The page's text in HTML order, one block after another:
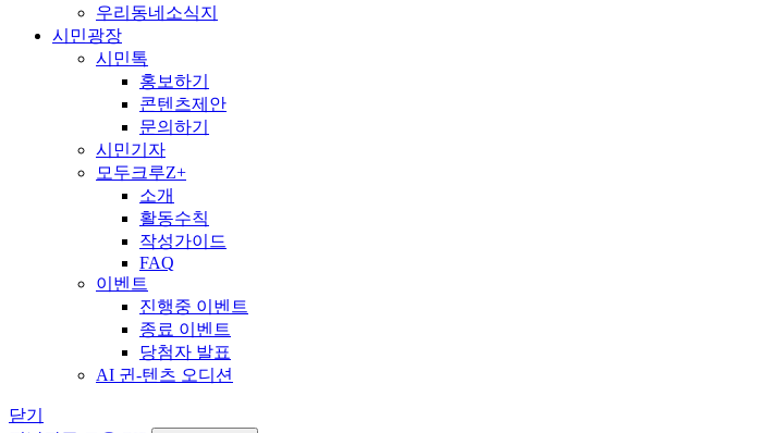
우리동네소식지
시민광장
시민톡
홍보하기
콘텐츠제안
문의하기
시민기자
모두크루Z+
소개
활동수칙
작성가이드
FAQ
이벤트
진행중 이벤트
종료 이벤트
당첨자 발표
AI 귄-텐츠 오디션
닫기